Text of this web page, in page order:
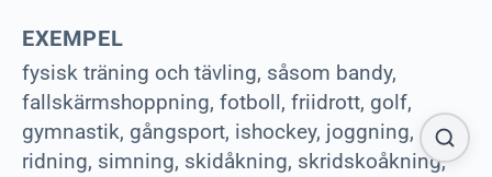
EXEMPEL
fysisk träning och tävling, såsom bandy,
fallskärmshoppning, fotboll, friidrott, golf,
gymnastik, gångsport, ishockey, joggning,
ridning, simning, skidåkning, skridskoåkning,